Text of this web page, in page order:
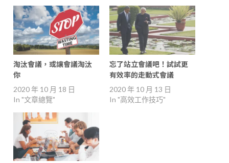
淘汰會議，或讓會議淘汰
你
2020 年 10 月 18 日
In "文章總覽"
忘了站立會議吧！試試更
有效率的走動式會議
2020 年 10 月 13 日
In "高效工作技巧"